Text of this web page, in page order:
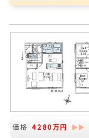
価格 4280万円